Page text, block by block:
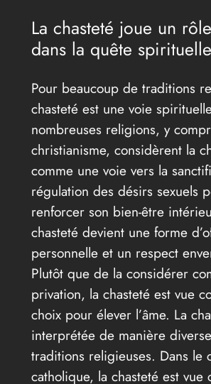
La chasteté joue un
dans la quête
Pour beaucoup de traditions
chasteté est une voie
nombreuses religions, y
christianisme, considèrent la
comme une voie vers la
régulation des désirs sexuels
renforcer son bien-être
chasteté devient une forme
personnelle et un respect
Plutôt que de la considérer
privation, la chasteté est vue
choix pour élever l’âme. La
interprétée de manière
traditions religieuses. Dans le
catholique, la chasteté est vue